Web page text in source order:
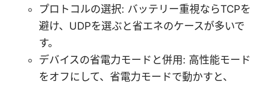
プロトコルの選択: バッテリー重視ならTCPを
避け、UDPを選ぶと省エネのケースが多いで
す。
デバイスの省電力モードと併用: 高性能モード
をオフにして、省電力モードで動かすと、